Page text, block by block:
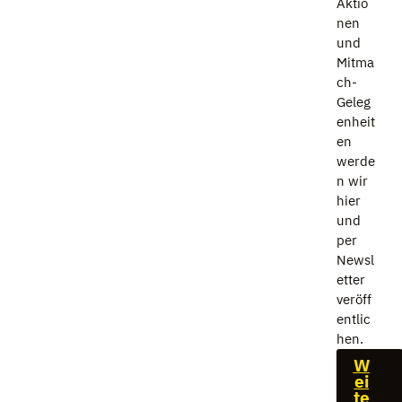
nen
und
Mitma
ch-
Geleg
enheit
en
werde
n wir
hier
und
per
Newsl
etter
veröff
entlic
hen.
W
ei